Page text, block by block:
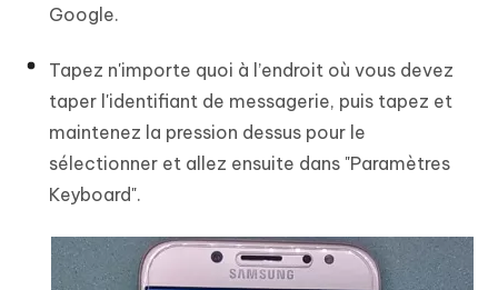
Google.
Tapez n'importe quoi à l’endroit où vous devez
taper l'identifiant de messagerie, puis tapez et
maintenez la pression dessus pour le
sélectionner et allez ensuite dans "Paramètres
Keyboard".